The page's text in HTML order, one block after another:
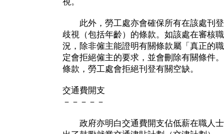
此外，勞工處亦會確保所有在該處刊登
歧視（包括年齡）的條款。如該處在審核
況，除非僱主能證明有關條款屬「真正的
定會拒絕僱主的要求，並會刪除有關條件
條款，勞工處會拒絕刊登有關空缺。
交通費開支
－－－－－
政府亦明白交通費開支佔低薪在職人士